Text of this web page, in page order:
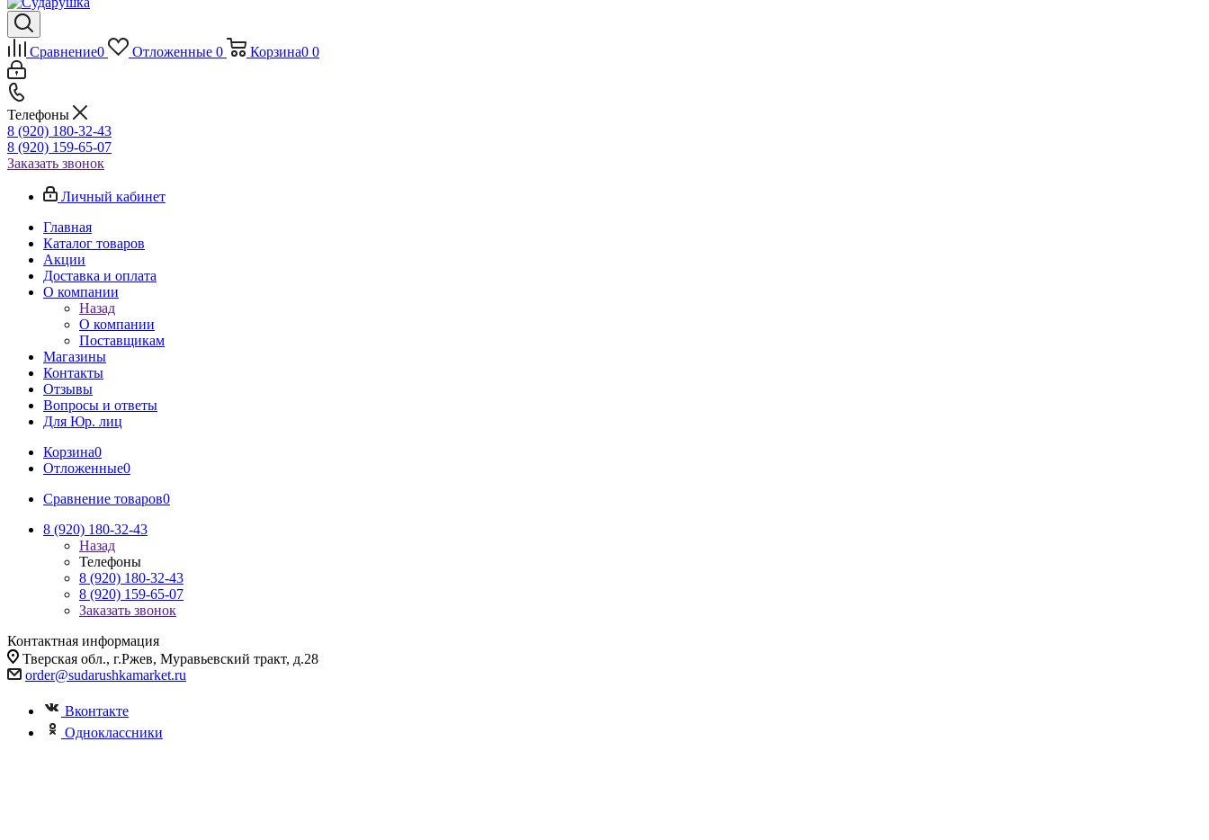
Сравнение0 Отложенные 0 Корзина0 0
Телефоны
8 (920) 180-32-43
8 (920) 159-65-07
Заказать звонок
Личный кабинет
Главная
Каталог товаров
Акции
Доставка и оплата
О компании
Назад
О компании
Поставщикам
Магазины
Контакты
Отзывы
Вопросы и ответы
Для Юр. лиц
Корзина0
Отложенные0
Сравнение товаров0
8 (920) 180-32-43
Назад
Телефоны
8 (920) 180-32-43
8 (920) 159-65-07
Заказать звонок
Контактная информация
Тверская обл., г.Ржев, Муравьевский тракт, д.28
order@sudarushkamarket.ru
Вконтакте
Одноклассники